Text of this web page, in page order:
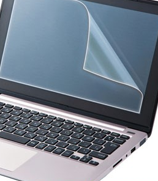
実に取り組むべき！ #shorts
っかからないための方法 #投資詐
売上をすぐに現金で受け取る方法
可能な資金調達法3選！#shorts
とリスクが高い #shorts
の「33000円」になる！
フバックの全貌！危険回避と安全